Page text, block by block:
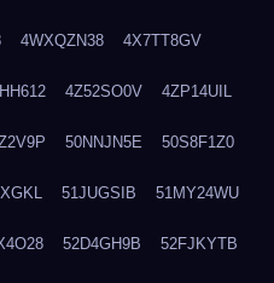
4WXQZN38 4X7TT8GV
4Z52SO0V 4ZP14UIL
50NNJN5E 50S8F1Z0
51JUGSIB 51MY24WU
52D4GH9B 52FJKYTB